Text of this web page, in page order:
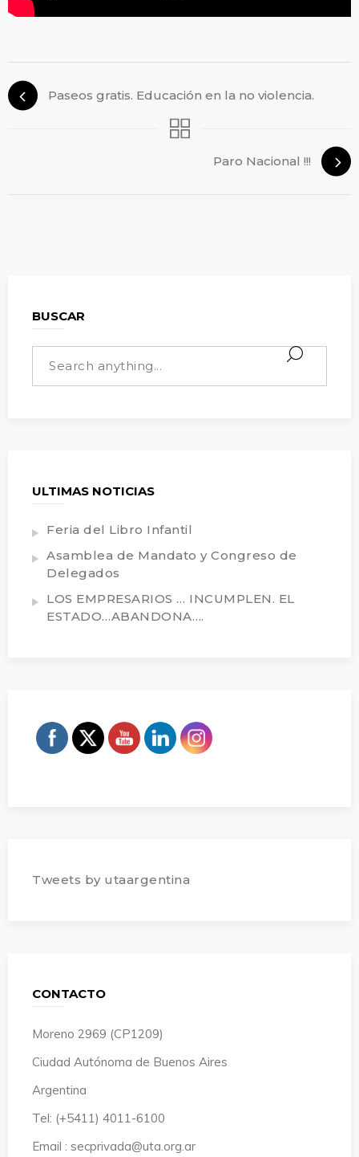
Paseos gratis. Educación en la no violencia.
Paro Nacional !!!
BUSCAR
ULTIMAS NOTICIAS
Feria del Libro Infantil
Asamblea de Mandato y Congreso de
Delegados
LOS EMPRESARIOS … INCUMPLEN. EL
ESTADO…ABANDONA….
Tweets by utaargentina
CONTACTO
Moreno 2969 (CP1209)
Ciudad Autónoma de Buenos Aires
Argentina
Tel: (+5411) 4011-6100
Email : secprivada@uta.org.ar